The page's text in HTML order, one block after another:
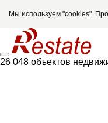
Мы используем "cookies".
26 048 объектов